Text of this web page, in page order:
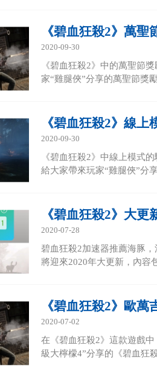
《碧血狂殺2》萬
2020-09-30
《碧血狂殺2》中的萬聖節
家“雞腿俠”分享的萬聖節獎
《碧血狂殺2》線
2020-09-30
《碧血狂殺2》中線上模式
給大家帶來玩家“雞腿俠”分
《碧血狂殺2》大
2020-07-28
碧血狂殺2加速器推薦海豚
將迎來2020年大更新，內容
《碧血狂殺2》歐
2020-07-02
在《碧血狂殺2》這款遊戲
級大檸檬4”分享的《碧血狂